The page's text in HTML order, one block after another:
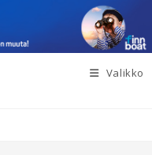
Valikko